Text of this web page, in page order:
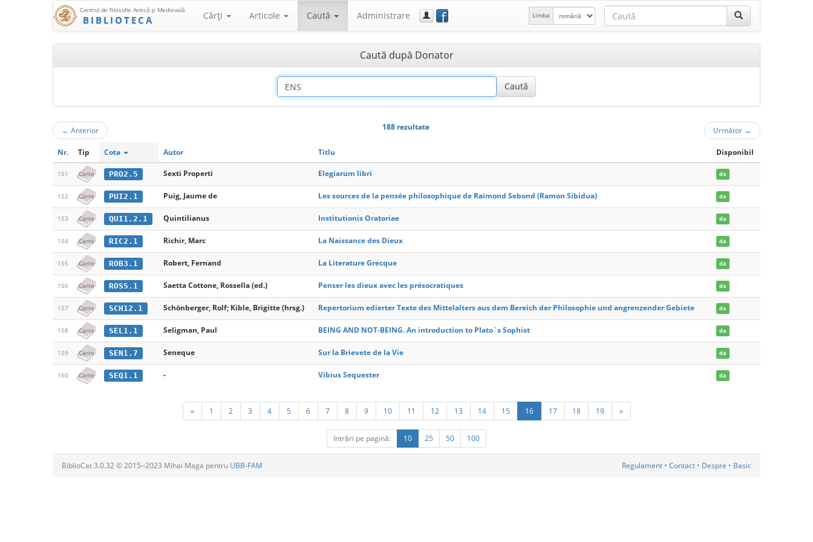
Centrul de Filosofie Antică şi Medievală
BIBLIOTECA Cărţi Articole Caută Administrare f Limba
Caută după Donator
← Anterior 188 rezultate Următor →
Nr. Tip Cota Autor Titlu Disponibil
151 Carte PRO2.5 Sexti Properti Elegiarum libri da
152 Carte PUI2.1 Puig, Jaume de Les sources de la pensée philosophique de Raimond Sebond (Ramon Sibidua) da
153 Carte QUI1.2.1 Quintilianus Institutionis Oratoriae da
154 Carte RIC2.1 Richir, Marc La Naissance des Dieux da
155 Carte ROB3.1 Robert, Fernand La Literature Grecque da
156 Carte ROS5.1 Saetta Cottone, Rossella (ed.) Penser les dieux avec les présocratiques da
157 Carte SCH12.1 Schönberger, Rolf; Kible, Brigitte (hrsg.) Repertorium edierter Texte des Mittelalters aus dem Bereich der Philosophie und angrenzender Gebiete da
158 Carte SEL1.1 Seligman, Paul BEING AND NOT-BEING. An introduction to Plato`s Sophist da
159 Carte SEN1.7 Seneque Sur la Brievete de la Vie da
160 Carte SEQ1.1 - Vibius Sequester da
« 1 2 3 4 5 6 7 8 9 10 11 12 13 14 15 16 17 18 19 »
Intrări pe pagină: 10 25 50 100
BiblioCat 3.0.32 © 2015‒2023 Mihai Maga pentru UBB-FAM Regulament • Contact • Despre • Basic